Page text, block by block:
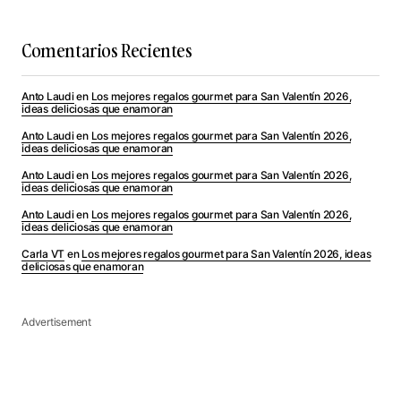
Comentarios Recientes
Anto Laudien Los mejores regalos gourmet para San Valentín 2026,
ideas deliciosas que enamoran
Anto Laudien Los mejores regalos gourmet para San Valentín 2026,
ideas deliciosas que enamoran
Anto Laudien Los mejores regalos gourmet para San Valentín 2026,
ideas deliciosas que enamoran
Anto Laudien Los mejores regalos gourmet para San Valentín 2026,
ideas deliciosas que enamoran
Carla VT en Los mejores regalos gourmet para San Valentín 2026, ideas
deliciosas que enamoran
Advertisement